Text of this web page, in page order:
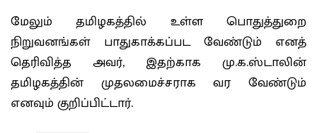
மேலும் தமிழகத்தில் உள்ள பொதுத்துறை
நிறுவனங்கள் பாதுகாக்கப்பட வேண்டும் எனத்
தெரிவித்த அவர், இதற்காக மு.க.ஸ்டாலின்
தமிழகத்தின் முதலமைச்சராக வர வேண்டும்
எனவும் குறிப்பிட்டார்.